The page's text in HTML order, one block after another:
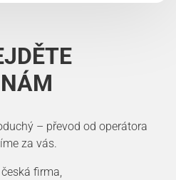
– převod od operátora
za vás.
firma,